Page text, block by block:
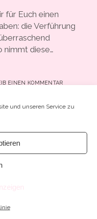
und unseren Service zu
für Euch einen
die Verführung
nimmt diese…
EINEN KOMMENTAR
Compete Themes.